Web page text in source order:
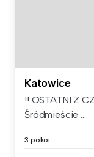
Katowice
!! OSTATNI Z
Śródmieście ...
3 pokoi